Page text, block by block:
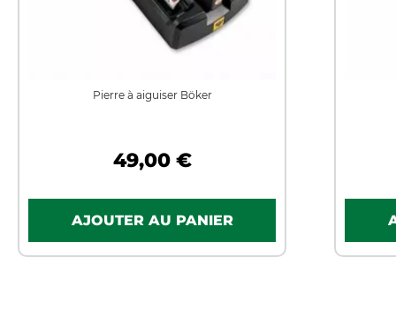
Pierre à aiguiser Böker
49,00 €